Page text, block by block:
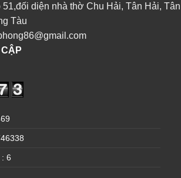
51,đối diện nhà thờ Chu Hải, Tân Hải, Tân
Tàu
6